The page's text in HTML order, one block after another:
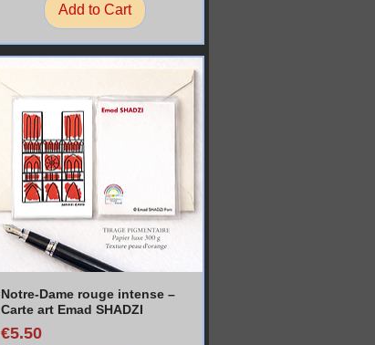
Add to Cart
Notre-Dame rouge intense –
Carte art Emad SHADZI
Price
€5.50